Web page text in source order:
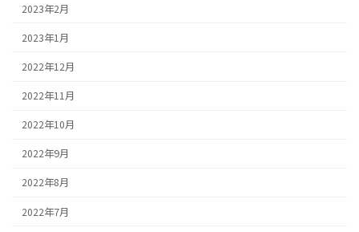
2023年2月
2023年1月
2022年12月
2022年11月
2022年10月
2022年9月
2022年8月
2022年7月